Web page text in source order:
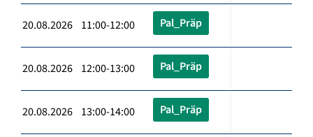
20.08.2026 11:00-12:00 Pal_Präp
20.08.2026 12:00-13:00 Pal_Präp
20.08.2026 13:00-14:00 Pal_Präp